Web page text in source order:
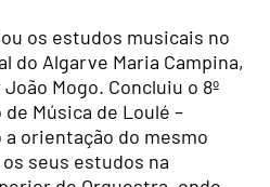
os estudos musicais no
do Algarve Maria Campina,
Mogo. Concluiu o 8º
Música de Loulé –
a orientação do mesmo
seus estudos na